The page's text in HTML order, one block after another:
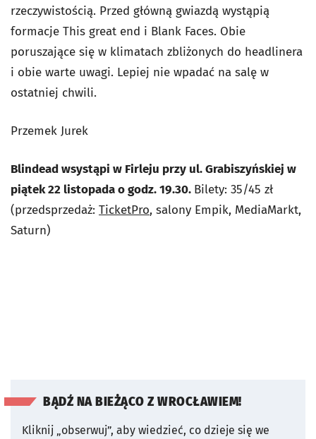
rzeczywistością. Przed główną gwiazdą wystąpią
formacje This great end i Blank Faces. Obie
poruszające się w klimatach zbliżonych do headlinera
i obie warte uwagi. Lepiej nie wpadać na salę w
ostatniej chwili.
Przemek Jurek
Blindead wsystąpi w Firleju przy ul. Grabiszyńskiej w
piątek 22 listopada o godz. 19.30. Bilety: 35/45 zł
(przedsprzedaż: TicketPro, salony Empik, MediaMarkt,
Saturn)
BĄDŹ NA BIEŻĄCO Z WROCŁAWIEM!
Kliknij „obserwuj”, aby wiedzieć, co dzieje się we